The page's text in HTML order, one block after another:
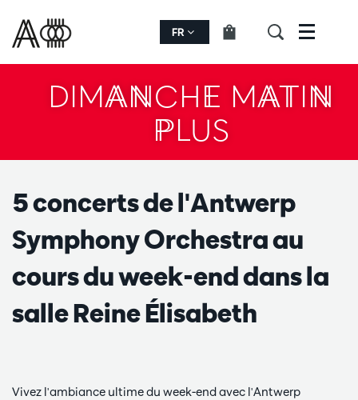
FR Menu
DIMANCHE MATIN
PLUS
5 concerts de l'Antwerp
Symphony Orchestra au
cours du week-end dans la
salle Reine Élisabeth
Vivez l'ambiance ultime du week-end avec l'Antwerp